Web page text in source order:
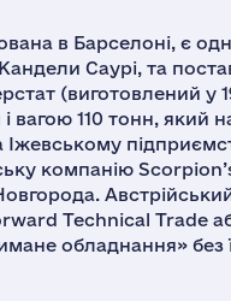
в Барселоні, є
Саурі, та
(виготовлений у
вагою 110 тонн, який
Іжевському
компанію
Technical
обладнання» без